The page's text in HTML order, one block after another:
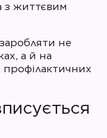
з життєвим
не
а й на
профілактичних